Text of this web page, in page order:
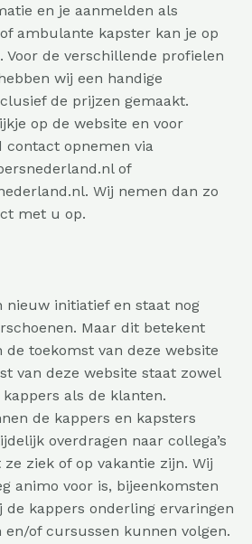
en je aanmelden als
ambulante kapster kan je op
Voor de verschillende profielen
wij een handige
de prijzen gemaakt.
op de website en voor
opnemen via
of
Wij nemen dan zo
met u op.
nieuw initiatief en staat nog
Maar dit betekent
toekomst van deze website
van deze website staat zowel
als de klanten.
de kappers en kapsters
overdragen naar collega’s
ziek of op vakantie zijn. Wij
animo voor is, bijeenkomsten
de kappers onderling ervaringen
of cursussen kunnen volgen.